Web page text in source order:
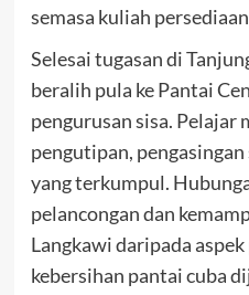
semasa kuliah
Selesai tugasan di
beralih pula ke Pantai
pengurusan sisa.
pengutipan,
yang terkumpul.
pelancongan dan
Langkawi daripada
kebersihan pantai cuba